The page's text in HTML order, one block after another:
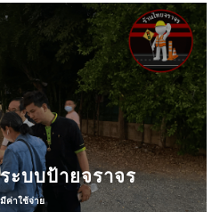
ะบบป้ายจราจร
ค่าใช้จ่าย